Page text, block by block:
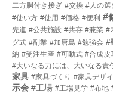
二方胴付き接ぎ #交換 #人の選
#使い方 #使用 #価格 #便利 #
先進 #公共施設 #共存 #兼業 #
グ式 #副業 #加唐島 #勉強会 #
納 #受注生産 #可動式 #合成皮
#大いなる力には、大いなる責
家具 #家具づくり #家具デザ
示会 #工場 #工場見学 #布地